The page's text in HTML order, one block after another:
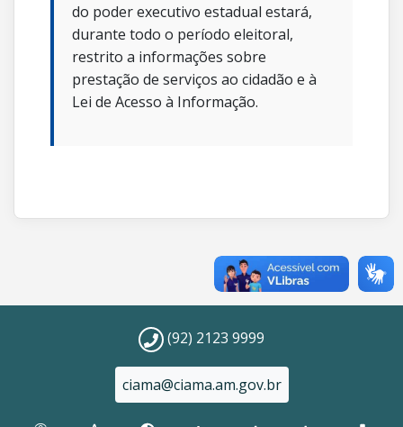
do poder executivo estadual estará,
durante todo o período eleitoral,
restrito a informações sobre
prestação de serviços ao cidadão e à
Lei de Acesso à Informação.
(92) 2123 9999
ciama@ciama.am.gov.br